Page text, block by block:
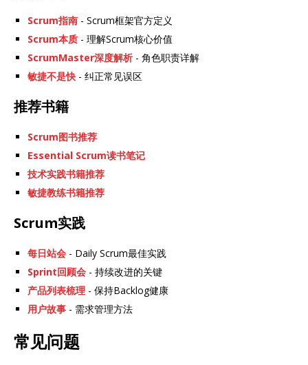
Scrum指南 - Scrum框架官方定义
Scrum本质 - 理解Scrum核心价值
ScrumMaster深度解析 - 角色职责详解
敏捷不是快 - 纠正常见误区
推荐书籍
Scrum图书推荐
Essential Scrum读书笔记
技术实践书籍推荐
敏捷教练书籍推荐
Scrum实践
每日站会 - Daily Scrum最佳实践
Sprint回顾会 - 持续改进的关键
产品列表梳理 - 保持Backlog健康
用户故事 - 需求管理方法
常见问题